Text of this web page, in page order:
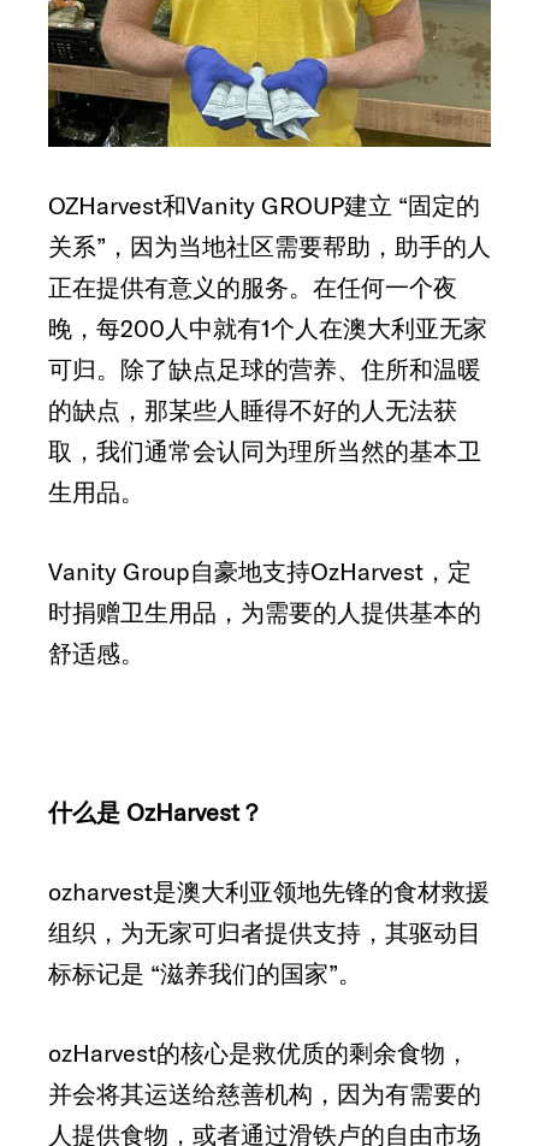
OZHarvest和Vanity GROUP建立 “固定的
关系”，因为当地社区需要帮助，助手的人
正在提供有意义的服务。在任何一个夜
晚，每200人中就有1个人在澳大利亚无家
可归。除了缺点足球的营养、住所和温暖
的缺点，那某些人睡得不好的人无法获
取，我们通常会认同为理所当然的基本卫
生用品。
Vanity Group自豪地支持OzHarvest，定
时捐赠卫生用品，为需要的人提供基本的
舒适感。
什么是 OzHarvest？
ozharvest是澳大利亚领地先锋的食材救援
组织，为无家可归者提供支持，其驱动目
标标记是 “滋养我们的国家”。
ozHarvest的核心是救优质的剩余食物，
并会将其运送给慈善机构，因为有需要的
人提供食物，或者通过滑铁卢的自由市场